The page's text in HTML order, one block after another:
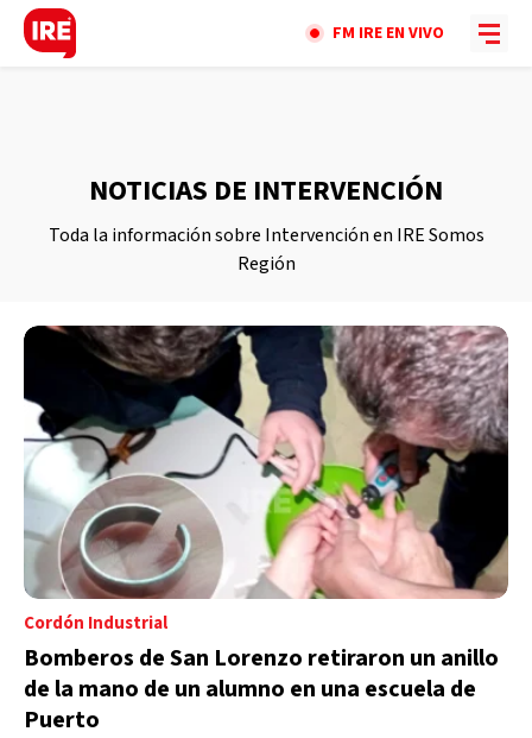
FM IRE EN VIVO
NOTICIAS DE INTERVENCIÓN
Toda la información sobre Intervención en IRE Somos
Región
Cordón Industrial
Bomberos de San Lorenzo retiraron un anillo
de la mano de un alumno en una escuela de
Puerto